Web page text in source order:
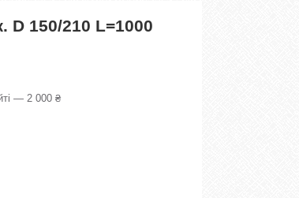
D 150/210 L=1000
— 2 000 ₴